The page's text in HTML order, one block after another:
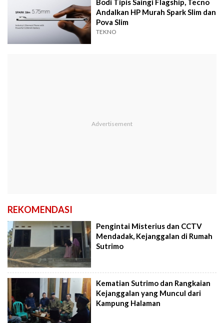
Bodi Tipis Saingi Flagship, Tecno
Andalkan HP Murah Spark Slim dan
Pova Slim
TEKNO
REKOMENDASI
Pengintai Misterius dan CCTV
Mendadak, Kejanggalan di Rumah
Sutrimo
Kematian Sutrimo dan Rangkaian
Kejanggalan yang Muncul dari
Kampung Halaman